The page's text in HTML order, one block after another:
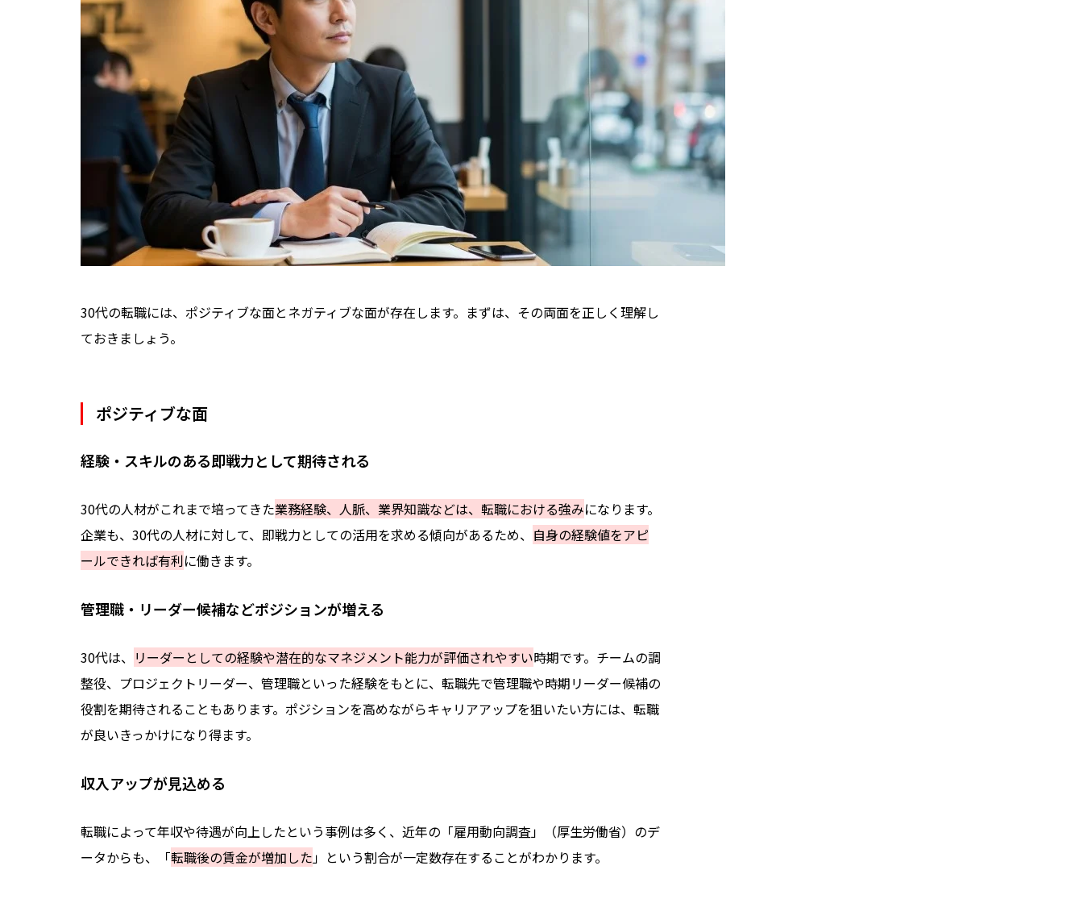
メリット③企業の詳細な情報を入手できる
メリット④非公開求人へのアクセスが可能になる
メリット⑤スキル・経験の棚卸しから面接対策まで広くサポートしてくれる
メリット⑥キャリアに関する広い相談に乗ってくれる
メリット⑦現職を円満に退職しやすくなるサポートもお願いできる
メリット⑧専門領域に強いエージェントなら特定の業界の転職も安心
30代におすすめの転職エージェント10選
①「コンサル＆ポストコンサル転職」コンコードエグゼクティブグループ
②「BIZREACH」ビズリーチ
③「Recruit Agent」リクルートエージェント
⑤「doda」パーソルキャリア
⑥「マイナビエージェント」マイナビ
⑨「フォースタートアップス」フォースタートアップス
30代の転職には、ポジティブな面とネガティブな面が存在します。 まずは、その両面を正しく理解し
ておきましょう。
ポジティブな面
経験・スキルのある即戦力として期待される
30代の人材がこれまで培ってきた業務経験、人脈、業界知識などは、転職における強みになります。
企業も、30代の人材に対して、即戦力としての活用を求める傾向があるため、 自身の経験値をアピ
ールできれば有利に働きます。
管理職・リーダー候補などポジションが増える
30代は、 リーダーとしての経験や潜在的なマネジメント能力が評価されやすい時期です。 チームの調
整役、プロジェクトリーダー、管理職といった経験をもとに、転職先で管理職や時期リーダー候補の
役割を期待されることもあります。 ポジションを高めながらキャリアアップを狙いたい方には、転職
が良いきっかけになり得ます。
収入アップが見込める
転職によって年収や待遇が向上したという事例は多く、近年の「雇用動向調査」（厚生労働省）のデ
ータからも、「転職後の賃金が増加した」という割合が一定数存在することがわかります。